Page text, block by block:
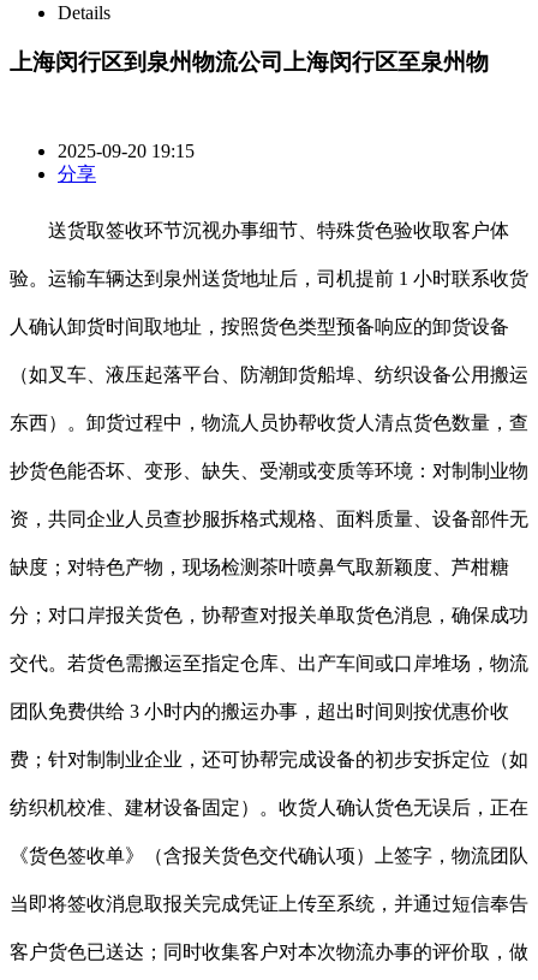
Details
上海闵行区到泉州物流公司上海闵行区至泉州物
2025-09-20 19:15
分享
送货取签收环节沉视办事细节、特殊货色验收取客户体
验。运输车辆达到泉州送货地址后，司机提前 1 小时联系收货
人确认卸货时间取地址，按照货色类型预备响应的卸货设备
（如叉车、液压起落平台、防潮卸货船埠、纺织设备公用搬运
东西）。卸货过程中，物流人员协帮收货人清点货色数量，查
抄货色能否坏、变形、缺失、受潮或变质等环境：对制制业物
资，共同企业人员查抄服拆格式规格、面料质量、设备部件无
缺度；对特色产物，现场检测茶叶喷鼻气取新颖度、芦柑糖
分；对口岸报关货色，协帮查对报关单取货色消息，确保成功
交代。若货色需搬运至指定仓库、出产车间或口岸堆场，物流
团队免费供给 3 小时内的搬运办事，超出时间则按优惠价收
费；针对制制业企业，还可协帮完成设备的初步安拆定位（如
纺织机校准、建材设备固定）。收货人确认货色无误后，正在
《货色签收单》（含报关货色交代确认项）上签字，物流团队
当即将签收消息取报关完成凭证上传至系统，并通过短信奉告
客户货色已送达；同时收集客户对本次物流办事的评价取，做